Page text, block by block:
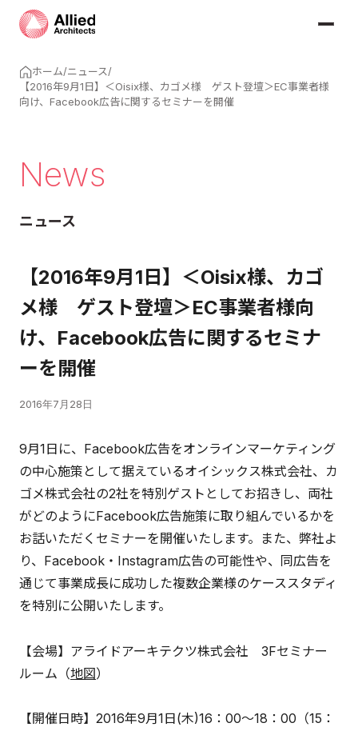
ホーム/ニュース/
【2016年9月1日】＜Oisix様、カゴメ様 ゲスト登壇＞EC事業者様
向け、Facebook広告に関するセミナーを開催
News
ニュース
【2016年9月1日】＜Oisix様、カゴ
メ様 ゲスト登壇＞EC事業者様向
け、Facebook広告に関するセミナ
ーを開催
2016年7月28日
9月1日に、Facebook広告をオンラインマーケティング
の中心施策として据えているオイシックス株式会社、カ
ゴメ株式会社の2社を特別ゲストとしてお招きし、両社
がどのようにFacebook広告施策に取り組んでいるかを
お話いただくセミナーを開催いたします。また、弊社よ
り、Facebook・Instagram広告の可能性や、同広告を
通じて事業成長に成功した複数企業様のケーススタディ
を特別に公開いたします。
【会場】アライドアーキテクツ株式会社 3Fセミナー
ルーム（地図）
【開催日時】2016年9月1日(木)16：00～18：00（15：